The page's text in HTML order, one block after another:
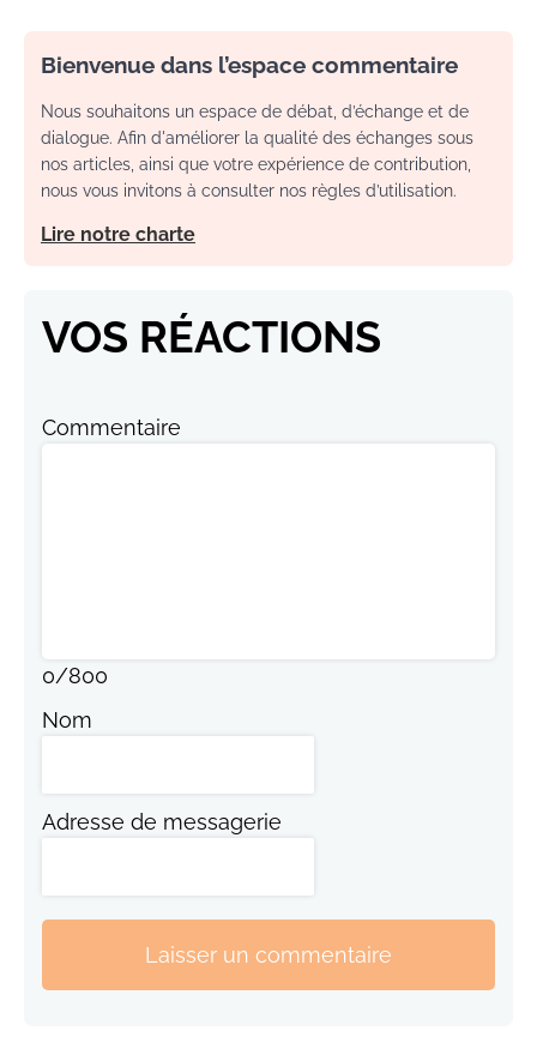
Bienvenue dans l’espace commentaire
Nous souhaitons un espace de débat, d’échange et de
dialogue. Afin d'améliorer la qualité des échanges sous
nos articles, ainsi que votre expérience de contribution,
nous vous invitons à consulter nos règles d’utilisation.
Lire notre charte
VOS RÉACTIONS
Commentaire
0/800
Nom
Adresse de messagerie
Laisser un commentaire